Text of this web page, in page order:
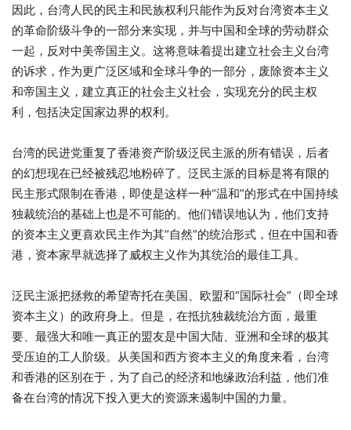
因此，台湾人民的民主和民族权利只能作为反对台湾资本主义
的革命阶级斗争的一部分来实现，并与中国和全球的劳动群众
一起，反对中美帝国主义。这将意味着提出建立社会主义台湾
的诉求，作为更广泛区域和全球斗争的一部分，废除资本主义
和帝国主义，建立真正的社会主义社会，实现充分的民主权
利，包括决定国家边界的权利。
台湾的民进党重复了香港资产阶级泛民主派的所有错误，后者
的幻想现在已经被残忍地粉碎了。泛民主派的目标是将有限的
民主形式限制在香港，即使是这样一种“温和”的形式在中国持续
独裁统治的基础上也是不可能的。他们错误地认为，他们支持
的资本主义更喜欢民主作为其“自然”的统治形式，但在中国和香
港，资本家早就选择了威权主义作为其统治的最佳工具。
泛民主派把拯救的希望寄托在美国、欧盟和“国际社会”（即全球
资本主义）的政府身上。但是，在抵抗独裁统治方面，最重
要、最强大和唯一真正的盟友是中国大陆、亚洲和全球的极其
受压迫的工人阶级。从美国和西方资本主义的角度来看，台湾
和香港的区别在于，为了自己的经济和地缘政治利益，他们准
备在台湾的情况下投入更大的资源来遏制中国的力量。